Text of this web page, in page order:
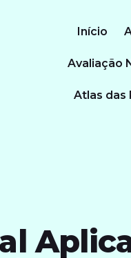
Início
Avaliação
Atlas das